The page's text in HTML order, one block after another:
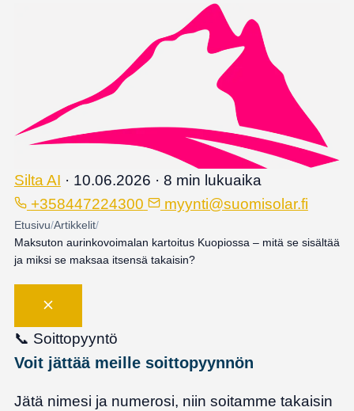
Silta AI · 10.06.2026 · 8 min lukuaika
+358447224300
myynti@suomisolar.fi
Etusivu/Artikkelit/
Maksuton aurinkovoimalan kartoitus Kuopiossa – mitä se sisältää
ja miksi se maksaa itsensä takaisin?
📞 Soittopyyntö
Voit jättää meille soittopyynnön
Jätä nimesi ja numerosi, niin soitamme takaisin